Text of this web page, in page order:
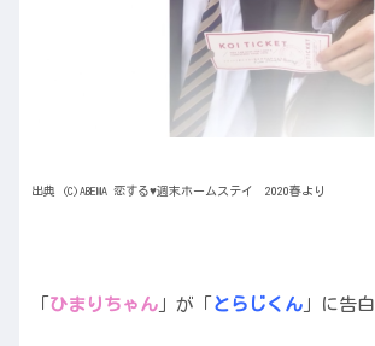
出典 (C)ABEMA 恋する♥週末ホームステイ 2020春より
ひまりちゃん 」が「 とらじくん 」に告白